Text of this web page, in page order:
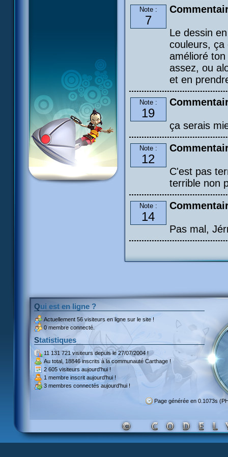
Note :
7
Le dessin
couleurs, ça
amélioré
assez, ou
et en
Note :
19
ça serais
Note :
12
C'est pas
terrible non
Note :
14
Pas mal,
Qui est en ligne ?
Actuellement 56 visiteurs en ligne sur le site !
0 membre connecté.
Statistiques
11 131 721 visiteursdepuis le 27/07/2004 !
Au total, 18846 inscritsà la communauté Carthage !
2 605 visiteurs aujourd'hui !
1 membre inscrit aujourd'hui !
3 membres connectés aujourd'hui !
Page générée en 0.1073s